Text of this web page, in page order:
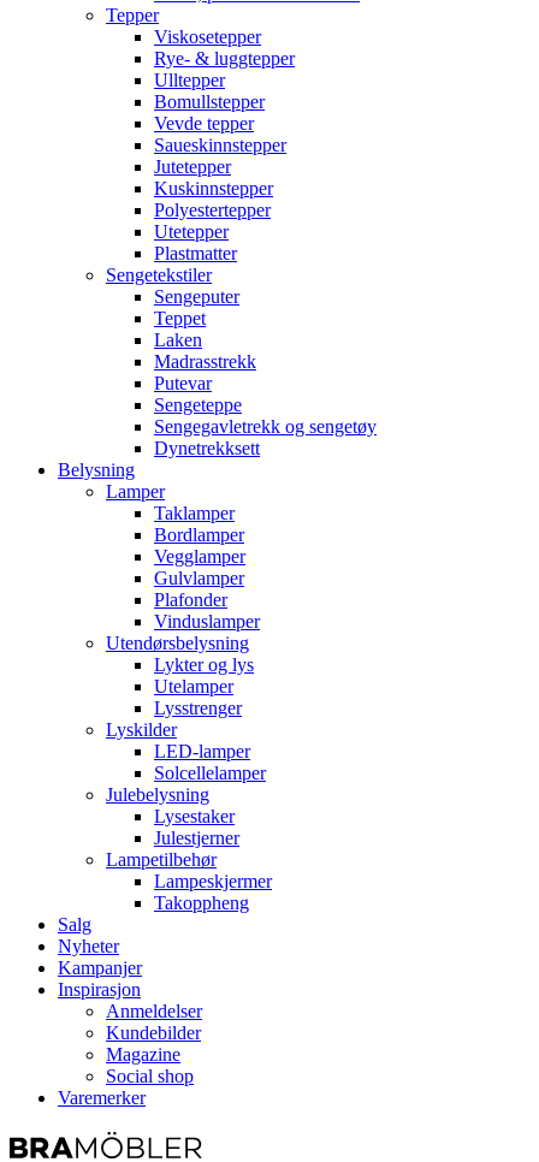
Tepper
Viskosetepper
Rye- & luggtepper
Ulltepper
Bomullstepper
Vevde tepper
Saueskinnstepper
Jutetepper
Kuskinnstepper
Polyestertepper
Utetepper
Plastmatter
Sengetekstiler
Sengeputer
Teppet
Laken
Madrasstrekk
Putevar
Sengeteppe
Sengegavletrekk og sengetøy
Dynetrekksett
Belysning
Lamper
Taklamper
Bordlamper
Vegglamper
Gulvlamper
Plafonder
Vinduslamper
Utendørsbelysning
Lykter og lys
Utelamper
Lysstrenger
Lyskilder
LED-lamper
Solcellelamper
Julebelysning
Lysestaker
Julestjerner
Lampetilbehør
Lampeskjermer
Takoppheng
Salg
Nyheter
Kampanjer
Inspirasjon
Anmeldelser
Kundebilder
Magazine
Social shop
Varemerker